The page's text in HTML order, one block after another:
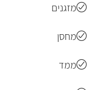
מזגנים
מחסן
ממד